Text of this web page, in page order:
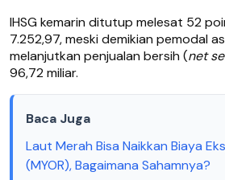
IHSG kemarin ditutup melesat 52
7.252,97, meski demikian pemodal
melanjutkan penjualan bersih (net
96,72 miliar.
Baca Juga
Laut Merah Bisa Naikkan Biaya
(MYOR), Bagaimana Sahamnya?